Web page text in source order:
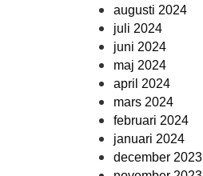
augusti 2024
juli 2024
juni 2024
maj 2024
april 2024
mars 2024
februari 2024
januari 2024
december 2023